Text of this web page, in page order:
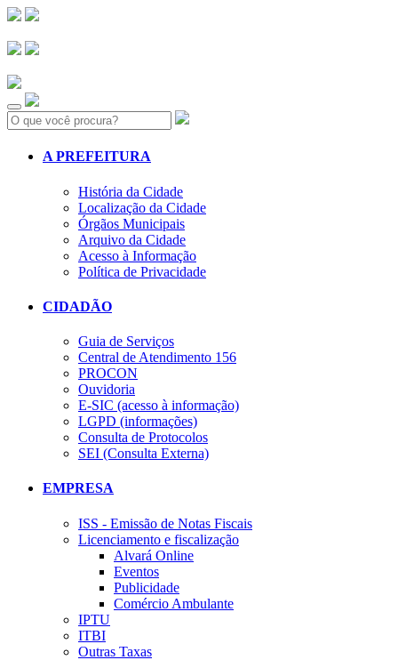
Search:
A PREFEITURA
História da Cidade
Localização da Cidade
Órgãos Municipais
Arquivo da Cidade
Acesso à Informação
Política de Privacidade
CIDADÃO
Guia de Serviços
Central de Atendimento 156
PROCON
Ouvidoria
E-SIC (acesso à informação)
LGPD (informações)
Consulta de Protocolos
SEI (Consulta Externa)
EMPRESA
ISS - Emissão de Notas Fiscais
Licenciamento e fiscalização
Alvará Online
Eventos
Publicidade
Comércio Ambulante
IPTU
ITBI
Outras Taxas